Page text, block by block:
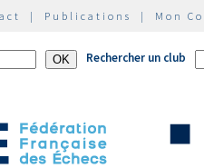
| Publications | Mon
Rechercher un club